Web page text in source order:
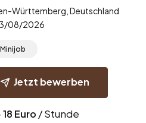
Württemberg, Deutschland
08/2026
Minijob
Jetzt bewerben
18 Euro / Stunde